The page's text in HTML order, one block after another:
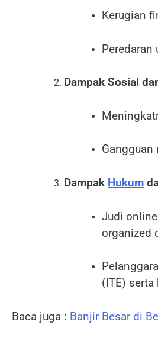
Kerugian
Dampak Sosial
Dampak Hukum
Judi
organized
(ITE)
Baca juga : Banjir Besar di